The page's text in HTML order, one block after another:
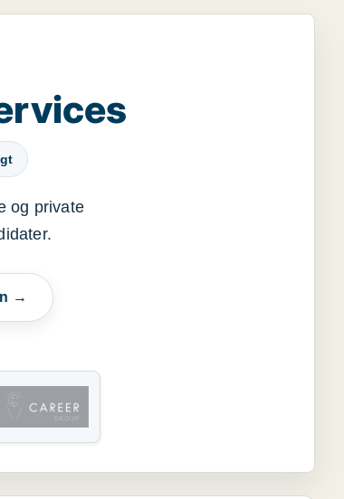
og private
→